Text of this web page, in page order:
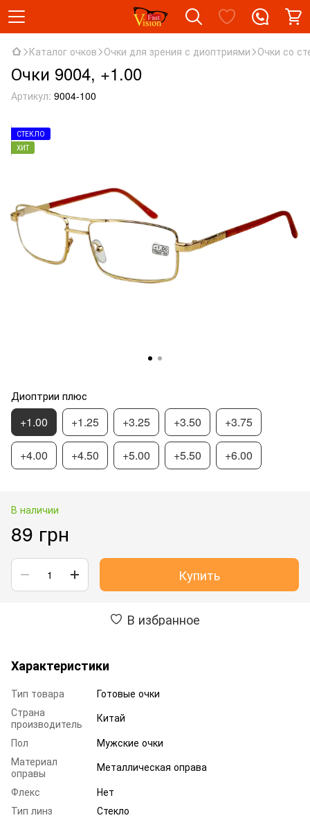
Каталог очков Очки для зрения с диоптриями Очки со
Очки 9004, +1.00
Артикул: 9004-100
СТЕКЛО
ХИТ
Диоптрии плюс
+1.00 +1.25 +3.25 +3.50 +3.75
+4.00 +4.50 +5.00 +5.50 +6.00
В наличии
89 грн
Купить
В избранное
Характеристики
Тип товара
Готовые очки
Страна
производитель
Китай
Пол
Мужские очки
Материал
оправы
Металлическая оправа
Флекс
Нет
Тип линз
Стекло